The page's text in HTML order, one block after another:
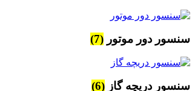
سنسور دور موتور (7)
سنسور دریچه گاز (6)